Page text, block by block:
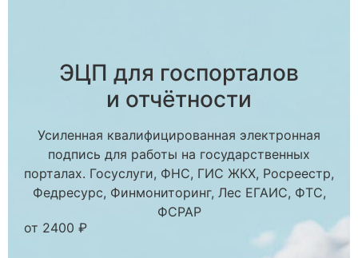
ЭЦП для госпорталов
и отчётности
Усиленная квалифицированная электронная
подпись для работы на государственных
порталах. Госуслуги, ФНС, ГИС ЖКХ, Росреестр,
Федресурс, Финмониторинг, Лес ЕГАИС, ФТС,
ФСРАР
от 2400 ₽